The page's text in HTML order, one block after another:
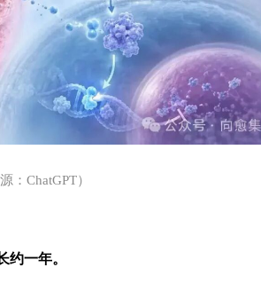
： ChatGPT）
约一年。